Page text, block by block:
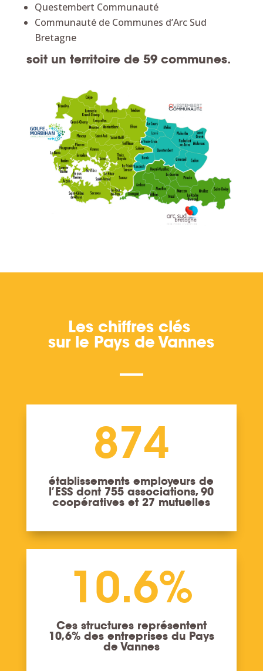
Questembert Communauté
Communauté de Communes d’Arc Sud
Bretagne
soit un territoire de 59 communes.
Les chiffres clés
sur le Pays de Vannes
874
établissements employeurs de
l’ESS dont 755 associations, 90
coopératives et 27 mutuelles
10.6%
Ces structures représentent
10,6% des entreprises du Pays
de Vannes